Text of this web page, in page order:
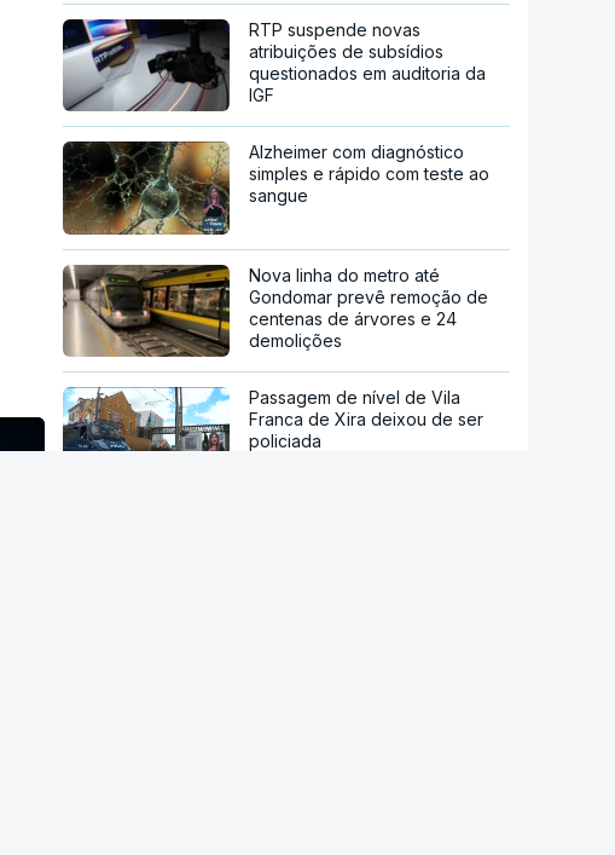
RTP suspende novas
atribuições de subsídios
questionados em auditoria da
IGF
Alzheimer com diagnóstico
simples e rápido com teste ao
sangue
Nova linha do metro até
Gondomar prevê remoção de
centenas de árvores e 24
demolições
Passagem de nível de Vila
Franca de Xira deixou de ser
policiada